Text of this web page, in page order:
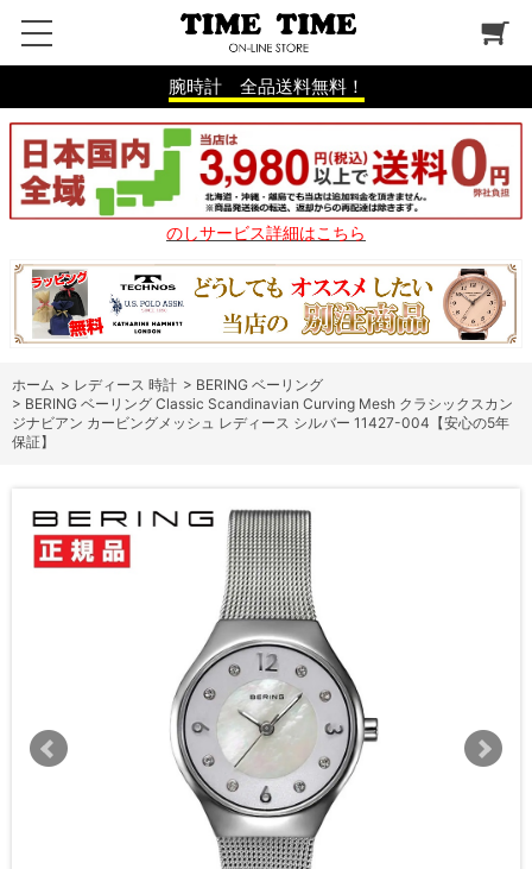
腕時計 全品送料無料！
のしサービス詳細はこちら
ホーム > レディース 時計 > BERING ベーリング
> BERING ベーリング Classic Scandinavian Curving Mesh クラシックスカン
ジナビアン カービングメッシュ レディース シルバー 11427-004【安心の5年
保証】